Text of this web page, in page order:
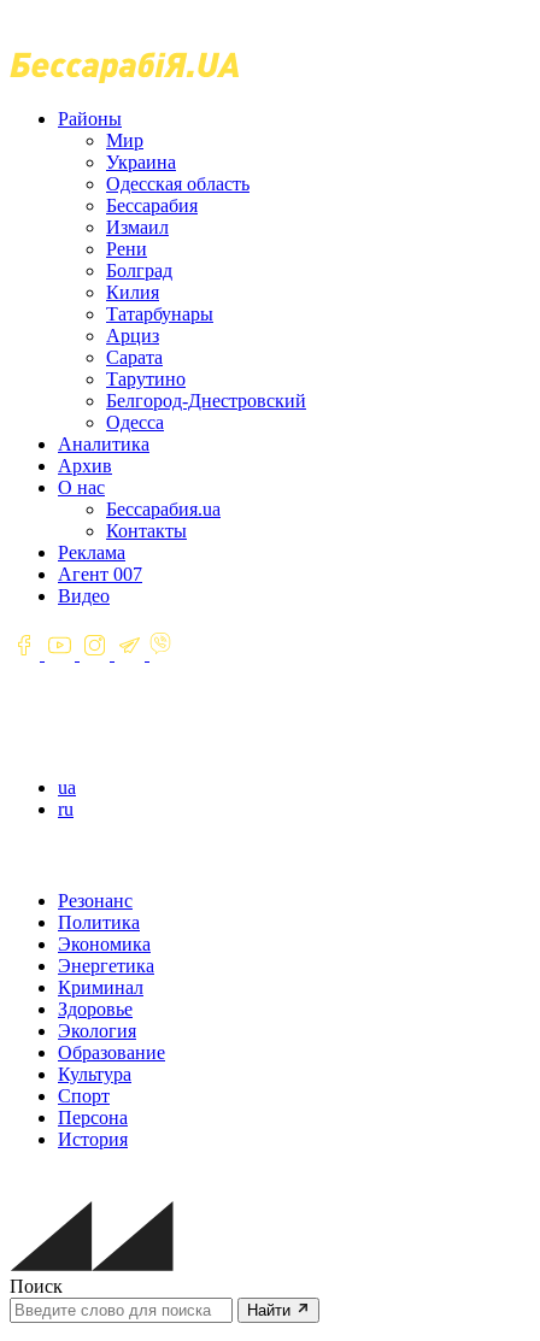
Районы
Мир
Украина
Одесская область
Бессарабия
Измаил
Рени
Болград
Килия
Татарбунары
Арциз
Сарата
Тарутино
Белгород-Днестровский
Одесса
Аналитика
Архив
О нас
Бессарабия.ua
Контакты
Реклама
Агент 007
Видео
ua
ru
Резонанс
Политика
Экономика
Энергетика
Криминал
Здоровье
Экология
Образование
Культура
Спорт
Персона
История
Поиск
Найти